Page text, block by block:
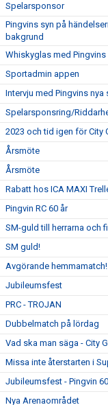
Spelarsponsor
Pingvins syn på
bakgrund
Whiskyglas med
Sportadmin appen
Intervju med Pingvins
Spelarsponsring/
2023 och tid igen för City
Årsmöte
Årsmöte
Rabatt hos ICA MAXI
Pingvin RC 60 år
SM-guld till herrarna och
SM guld!
Avgörande hemmamatch!
Jubileumsfest
PRC - TROJAN
Dubbelmatch på lördag
Vad ska man säga - City
Missa inte återstarten i
Jubileumsfest - Pingvin
Nya Arenaområdet